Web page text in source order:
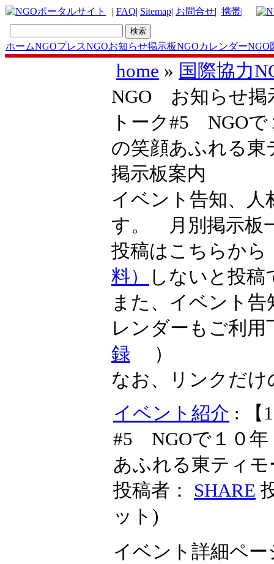
| FAQ| Sitemap| お問合せ| 携帯|
ホームNGOプレスNGOお知らせ掲示板NGOカレンダーNGO
home » 国際協力
NGO お知らせ掲
トーク#5 NGOで
の笑顔あふれる
掲示板案内
イベント告知、人
す。 月別掲示
投稿はこちらか
料）
しないと投
また、イベント
レンダーもご利
録 ）
なお、リンクだ
イベント紹介 : 【
#5 NGOで１０年
あふれる東ティ
投稿者： SHARE
ット )
イベント詳細ペ